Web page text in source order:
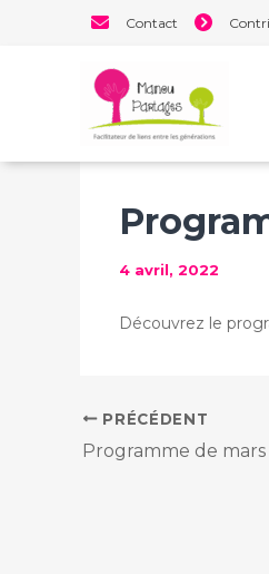
Contact
4 avril, 2022
Découvrez le
PRÉCÉDENT
Programme de mars